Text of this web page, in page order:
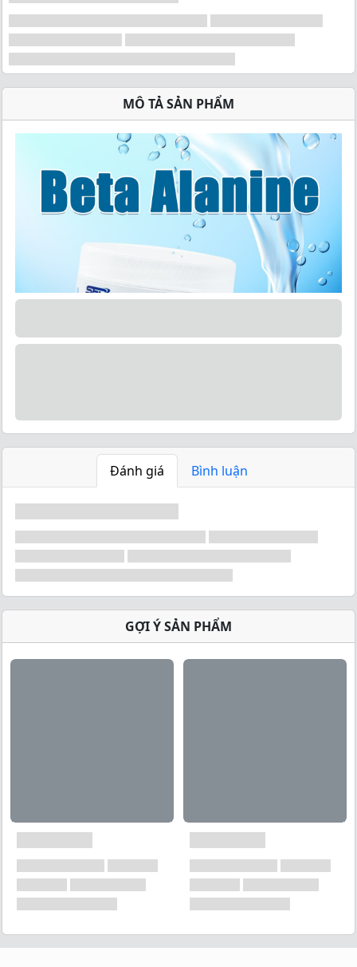
MÔ TẢ SẢN PHẨM
SFD- Beta Alanine
Là sản phẩm chứabeta alaninvà
carnosine – một dipeptide quan trọng có đặc tính
đệm, chelat hóa và chống oxy hóa.Taurinebổ sung
tiềm năng đệm của beta alanin, điều chỉnh cân bằng
Đánh giá Bình luận
GỢI Ý SẢN PHẨM